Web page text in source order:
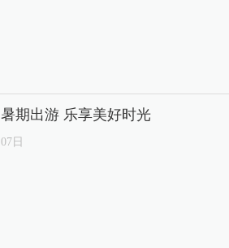
暑期出游 乐享美好时光
07日